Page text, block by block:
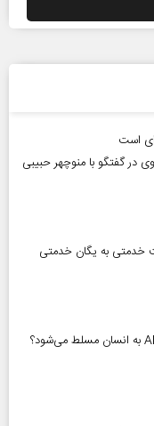
است
در گفتگو با منوچهر حبیبی
خدمتی به یگان خدمتی